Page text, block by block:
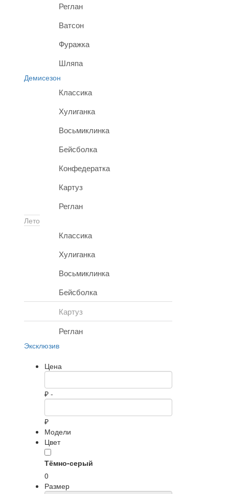
Реглан
Ватсон
Фуражка
Шляпа
Демисезон
Классика
Хулиганка
Восьмиклинка
Бейсболка
Конфедератка
Картуз
Реглан
Лето
Классика
Хулиганка
Восьмиклинка
Бейсболка
Картуз
Реглан
Эксклюзив
Цена
₽ -
₽
Модели
Цвет
Тёмно-серый
0
Размер